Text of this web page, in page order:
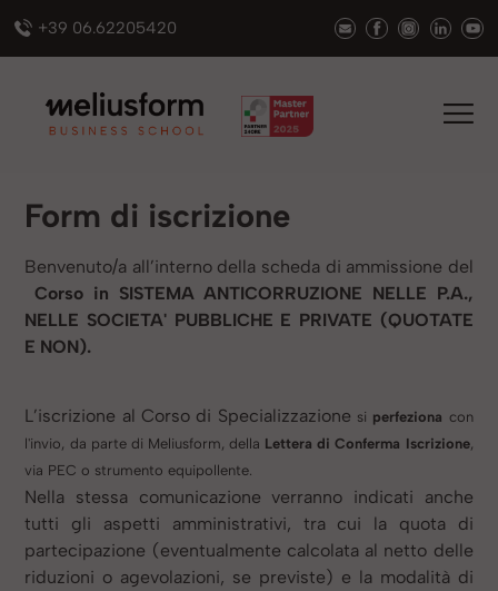
+39 06.62205420
Form di iscrizione
Benvenuto/a all’interno della scheda di ammissione del
Corso in SISTEMA ANTICORRUZIONE NELLE P.A.,
NELLE SOCIETA' PUBBLICHE E PRIVATE (QUOTATE
E NON).
L’iscrizione al Corso di Specializzazione si perfeziona con
l'invio, da parte di Meliusform,della Lettera di Conferma Iscrizione,
via PECo strumento equipollente.
Nella stessa comunicazione verranno indicati anche
tutti gli aspetti amministrativi, tra cui la quota di
partecipazione (eventualmente calcolata al netto delle
riduzioni o agevolazioni, se previste) e la modalità di